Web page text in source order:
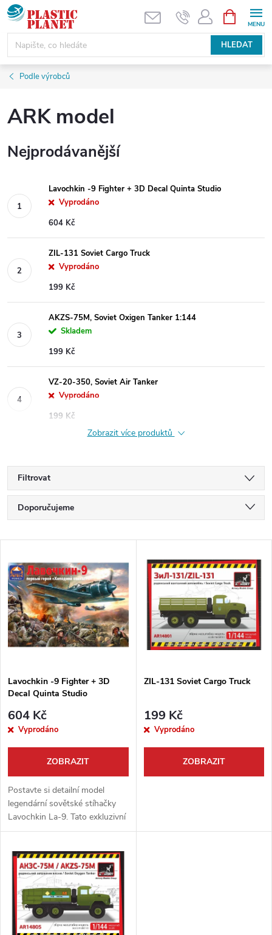
Přejít
na
obsah
HLEDAT
NÁKUPNÍ
KOŠÍK
Podle výrobců
ARK model
Nejprodávanější
Lavochkin -9 Fighter + 3D Decal Quinta Studio
Vyprodáno
604 Kč
ZIL-131 Soviet Cargo Truck
Vyprodáno
199 Kč
AKZS-75M, Soviet Oxigen Tanker 1:144
Skladem
199 Kč
VZ-20-350, Soviet Air Tanker
Vyprodáno
199 Kč
Zobrazit více produktů
Filtrovat
Ř
a
z
e
n
p
r
o
d
u
k
t
ů
Doporučujeme
Nejprodávanější
Abecedně
V
ý
p
i
s
p
r
d
u
k
t
ů
Lavochkin -9 Fighter + 3D
Decal Quinta Studio
604 Kč
Vyprodáno
ZOBRAZIT
Postavte si detailní model
legendární sovětské stíhačky
Lavochkin La-9. Tato exkluzivní
sada obsahuje navíc vysoce
Studio, které pozvednou váš...
ZIL-131 Soviet Cargo Truck
199 Kč
Vyprodáno
ZOBRAZIT